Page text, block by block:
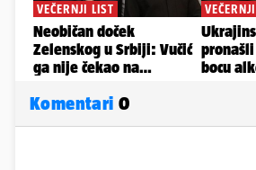
Komentari 0